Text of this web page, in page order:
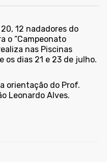
12 nadadores do
o “Campeonato
nas Piscinas
os dias 21 e 23 de julho.
orientação do Prof.
Leonardo Alves.